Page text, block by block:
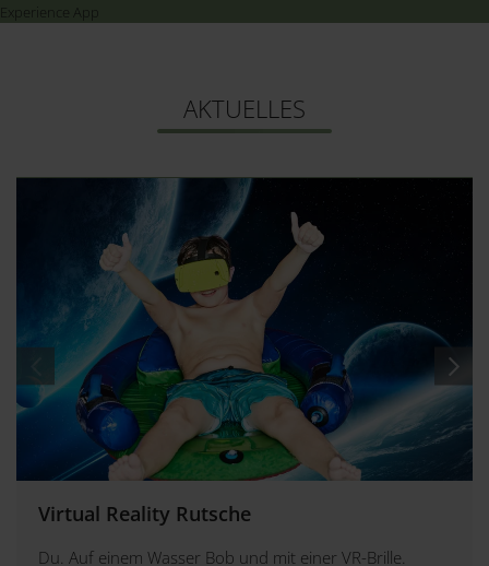
Experience App
AKTUELLES
Virtual Reality Rutsche
Du. Auf einem Wasser Bob und mit einer VR-Brille.